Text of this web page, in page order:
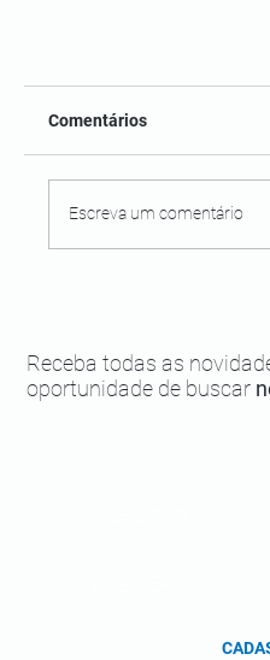
Comentários
Escreva um comentário
Receba todas as
oportunidade de buscar